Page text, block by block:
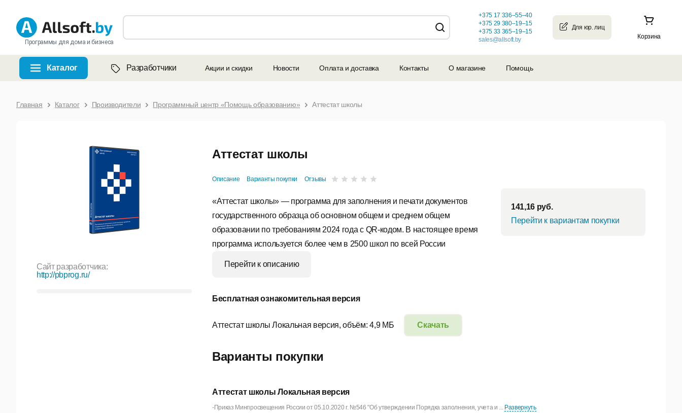
Программы для дома и бизнеса
Корзина
+375 17 336–55–40
+375 29 380–19–15
+375 33 365–19–15
sales@allsoft.by
Каталог Разработчики Акции и скидки Новости Оплата и доставка Контакты О магазине Помощь
Главная Каталог Производители Программный центр «Помощь образованию» Аттестат школы
Аттестат школы
Описание Варианты покупки Отзывы
Сайт разработчика:
http://pbprog.ru/
«Аттестат школы» — программа для заполнения и печати документов
государственного образца об основном общем и среднем общем
образовании по требованиям 2024 года с QR-кодом. В настоящее время
программа используется более чем в 2500 школ по всей России
Перейти к описанию
141,16 руб.
Перейти к вариантам покупки
Бесплатная ознакомительная версия
Скачать
Аттестат школы Локальная версия, объём: 4,9 МБ
Варианты покупки
Аттестат школы Локальная версия
-Приказ Минпросвещения России от 05.10.2020 г. №546 "Об утверждении Порядка заполнения, учета и ... Развернуть